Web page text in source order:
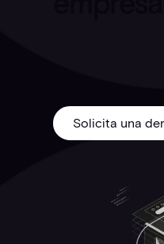
Solicita una
Solicita una